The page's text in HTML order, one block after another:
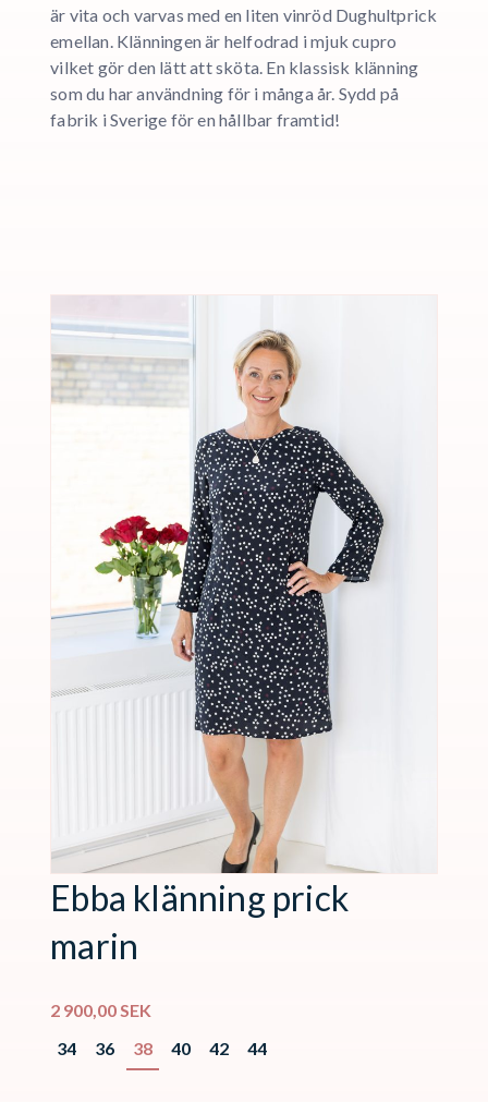
är vita och varvas med en liten vinröd Dughultprick
emellan. Klänningen är helfodrad i mjuk cupro
vilket gör den lätt att sköta. En klassisk klänning
som du har användning för i många år. Sydd på
fabrik i Sverige för en hållbar framtid!
Ebba klänning prick
marin
2 900,00 SEK
34
36 38 40 42 44